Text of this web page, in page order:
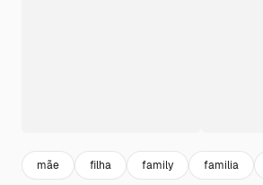
mãe filha family familia